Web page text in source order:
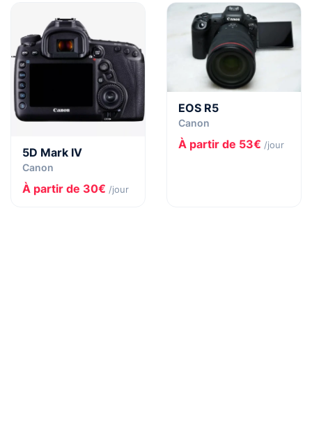
5D Mark IV
Canon
À partir de 30€ /jour
EOS R5
Canon
À partir de 53€ /jour